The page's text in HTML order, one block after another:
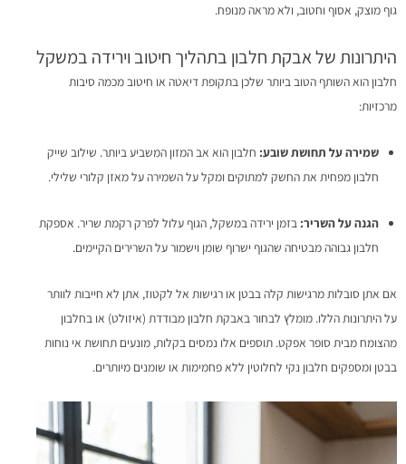
גוף מוצק, אסוף וחטוב, ולא מראה מנופח.
היתרונות של אבקת חלבון בתהליך חיטוב וירידה במשקל
חלבון הוא השותף הטוב ביותר שלכן בתקופת דיאטה או חיטוב מכמה סיבות
מרכזיות:
שמירה על תחושת שובע: חלבון הוא אב המזון המשביע ביותר. שילוב שייק
חלבון מפחית את החשק למתוקים ומקל על השמירה על מאזן קלורי שלילי.
הגנה על השריר: בזמן ירידה במשקל, הגוף עלול לפרק רקמת שריר. אספקת
חלבון גבוהה מבטיחה שהגוף ישרוף שומן וישמור על השרירים הקיימים.
אם אתן סובלות מרגישות קלה בבטן או רגישות אל לקטוז, אתן לא חייבות לוותר
על היתרונות הללו. מומלץ לבחור באבקת חלבון מבודדת (איזולט) או בחלבון
מהצומח מבית סופר אפקט. תוספים אלו נמסים בקלות, מונעים תחושת אי נוחות
בבטן ומספקים חלבון נקי לחלוטין ללא פחמימות או שומנים מיותרים.